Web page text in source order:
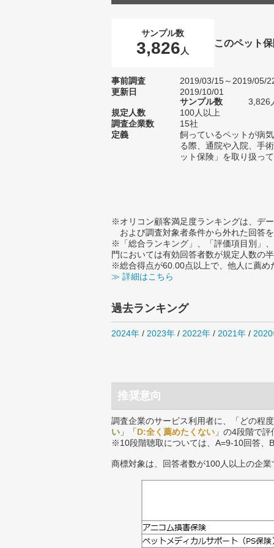
サンプル数
3,826 人
このペット
事前調査
2019/03/15～2019/05/
更新日
2019/10/01
サンプル数
3,826
規定人数
100人以上
調査企業数
15社
定義
飼っているペットが病
る際、通院や入院、手
ット保険」を取り扱っ
※オリコン顧客満足度ランキングは、デ
および調査対象者条件から外れた回答
※「総合ランキング」、「評価項目別」
門においては有効回答者数が規定人数の
※総合得点が60.00点以上で、他人に薦め
≫ 詳細はこちら
過去ランキング
2024年 / 2023年 / 2022年 / 2021年 /
推奨意向
調査企業のサービス利用者に、「どの程
い 」「D:全く薦めたくない 」の4段階で
※10段階聴取については、A=9-10回答、
商標対象は、回答者数が100人以上の企業